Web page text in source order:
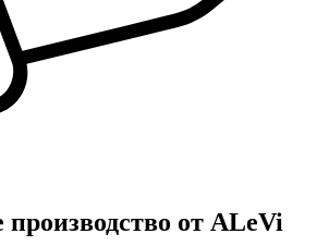
производство от ALeVi